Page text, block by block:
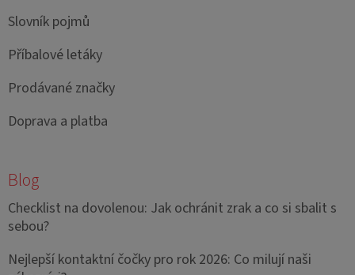
Slovník pojmů
Příbalové letáky
Prodávané značky
Doprava a platba
Blog
Checklist na dovolenou: Jak ochránit zrak a co si sbalit s
sebou?
Nejlepší kontaktní čočky pro rok 2026: Co milují naši